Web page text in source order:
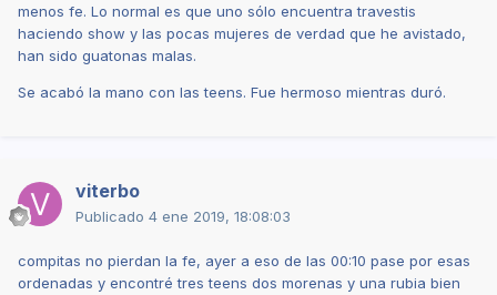
menos fe. Lo normal es que uno sólo encuentra travestis
haciendo show y las pocas mujeres de verdad que he avistado,
han sido guatonas malas.
Se acabó la mano con las teens. Fue hermoso mientras duró.
viterbo
Publicado 4 ene 2019, 18:08:03
compitas no pierdan la fe, ayer a eso de las 00:10 pase por esas
ordenadas y encontré tres teens dos morenas y una rubia bien